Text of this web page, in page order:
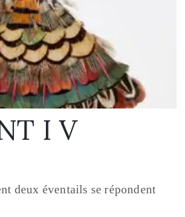
I V
deux éventails se répondent